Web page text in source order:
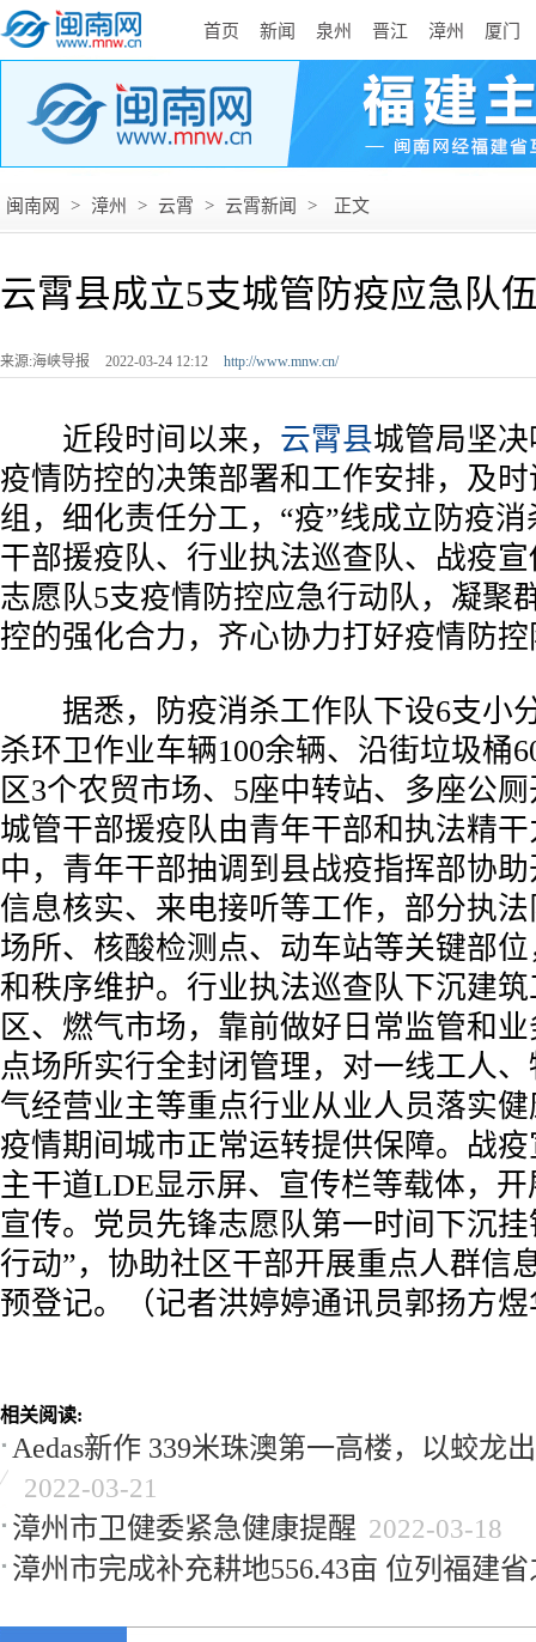
首页 新闻 泉州 晋江 漳州 厦门
闽南网 > 漳州 > 云霄 > 云霄新闻 > 正文
云霄县成立5支城管防疫应急队
来源:海峡导报 2022-03-24 12:12 http://www.mnw.cn/
近段时间以来， 云霄县城管局坚
疫情防控的决策部署和工作安排，及
组，细化责任分工，“疫”线成立防疫
干部援疫队、行业执法巡查队、战疫
志愿队5支疫情防控应急行动队，凝聚
控的强化合力，齐心协力打好疫情防
据悉，防疫消杀工作队下设6支小
杀环卫作业车辆100余辆、沿街垃圾桶
区3个农贸市场、5座中转站、多座公
城管干部援疫队由青年干部和执法精
中，青年干部抽调到县战疫指挥部协
信息核实、来电接听等工作，部分执
场所、核酸检测点、动车站等关键部
和秩序维护。行业执法巡查队下沉建
区、燃气市场，靠前做好日常监管和
点场所实行全封闭管理，对一线工人
气经营业主等重点行业从业人员落实
疫情期间城市正常运转提供保障。战
主干道LDE显示屏、宣传栏等载体，
宣传。党员先锋志愿队第一时间下沉
行动”，协助社区干部开展重点人群信
预登记。（记者洪婷婷通讯员郭扬方
相关阅读:
Aedas新作 339米珠澳第一高楼，以蛟龙
2022-03-21
漳州市卫健委紧急健康提醒 2022-03-18
漳州市完成补充耕地556.43亩 位列福建